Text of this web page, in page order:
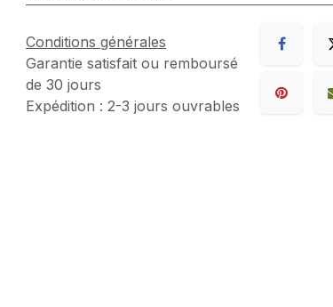
Conditions générales
Garantie satisfait ou remboursé
de 30 jours
Expédition : 2-3 jours ouvrables